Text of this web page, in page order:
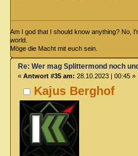
Am I god that I should know anything? No,
world.
Möge die Macht mit euch sein.
Kajus Berghof
Re: Wer mag Splittermond noch
« Antwort #35 am: 28.10.2023 | 00:45 »